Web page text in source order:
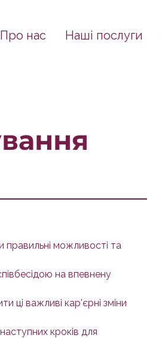
Про нас Наші послуги
правильні можливості та
на впевнену
ці важливі кар'єрні зміни
кроків для